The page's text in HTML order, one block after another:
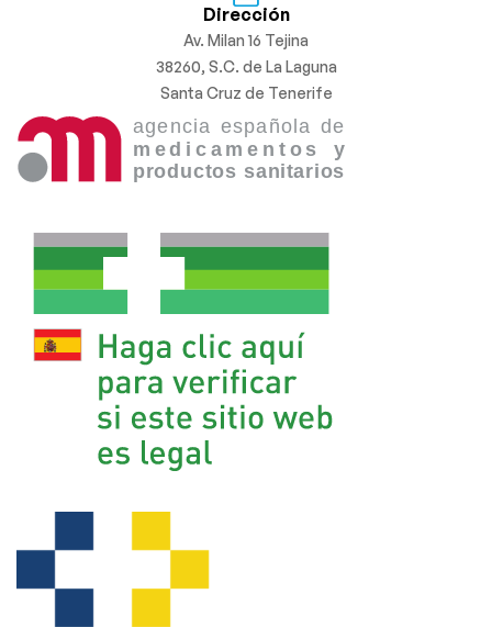
Dirección
Av. Milan 16 Tejina
38260, S.C. de La Laguna
Santa Cruz de Tenerife